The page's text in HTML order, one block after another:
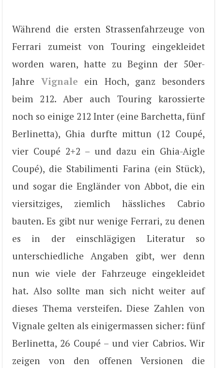
Während die ersten Strassenfahrzeuge von
Ferrari zumeist von Touring eingekleidet
worden waren, hatte zu Beginn der 50er-
Jahre Vignale ein Hoch, ganz besonders
beim 212. Aber auch Touring karossierte
noch so einige 212 Inter (eine Barchetta, fünf
Berlinetta), Ghia durfte mittun (12 Coupé,
vier Coupé 2+2 – und dazu ein Ghia-Aigle
Coupé), die Stabilimenti Farina (ein Stück),
und sogar die Engländer von Abbot, die ein
viersitziges, ziemlich hässliches Cabrio
bauten. Es gibt nur wenige Ferrari, zu denen
es in der einschlägigen Literatur so
unterschiedliche Angaben gibt, wer denn
nun wie viele der Fahrzeuge eingekleidet
hat. Also sollte man sich nicht weiter auf
dieses Thema versteifen. Diese Zahlen von
Vignale gelten als einigermassen sicher: fünf
Berlinetta, 26 Coupé – und vier Cabrios. Wir
zeigen von den offenen Versionen die